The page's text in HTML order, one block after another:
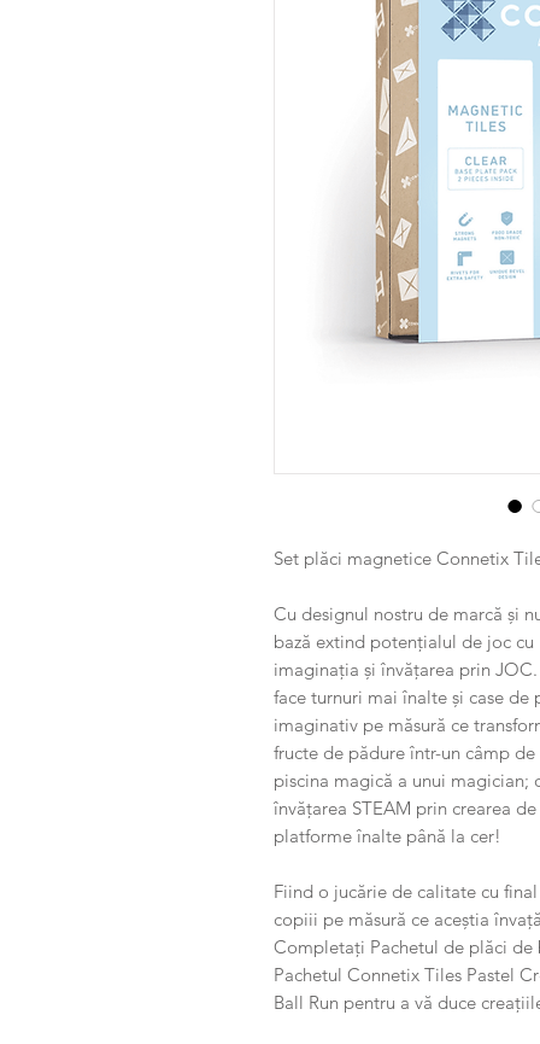
Set plăci magnetice Connetix
Cu designul nostru de marcă și
bază extind potențialul de joc
imaginația și învățarea prin
face turnuri mai înalte și case
imaginativ pe măsură ce
fructe de pădure într-un câmp
piscina magică a unui
învățarea STEAM prin crearea
platforme înalte până la cer!
Fiind o jucărie de calitate cu
copiii pe măsură ce aceștia
Completați Pachetul de plăci de
Pachetul Connetix Tiles Pastel
Ball Run pentru a vă duce